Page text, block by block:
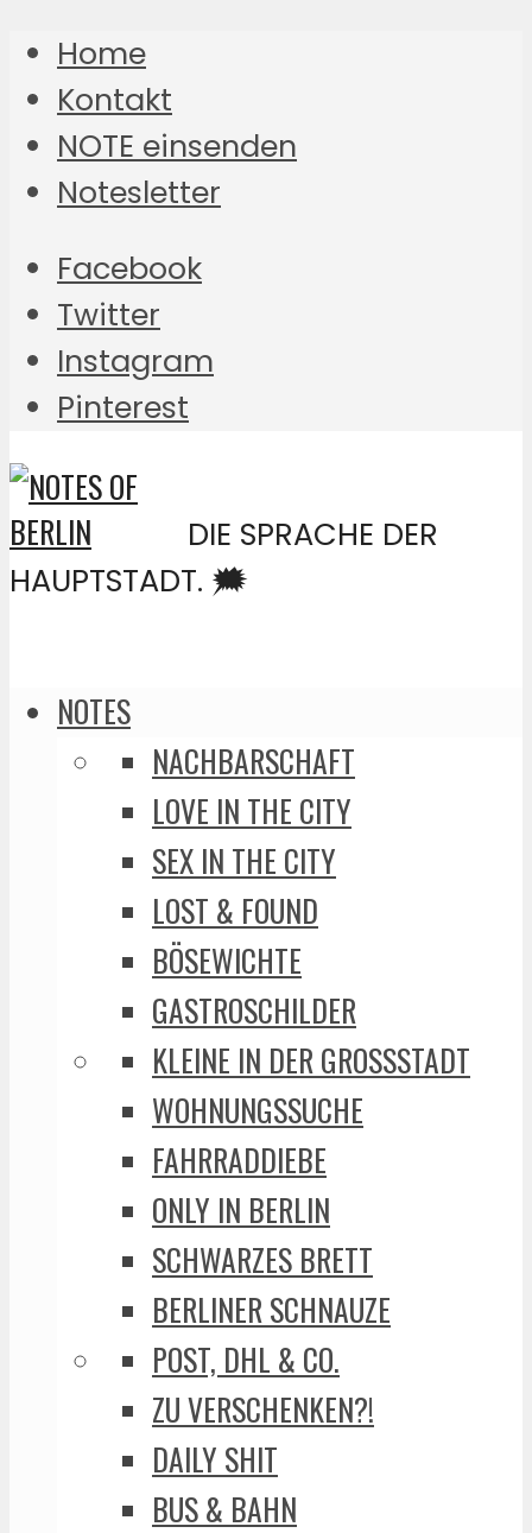
Home
Kontakt
NOTE einsenden
Notesletter
Facebook
Twitter
Instagram
Pinterest
DIE SPRACHE DER
HAUPTSTADT. 🗯️
NOTES
NACHBARSCHAFT
LOVE IN THE CITY
SEX IN THE CITY
LOST & FOUND
BÖSEWICHTE
GASTROSCHILDER
KLEINE IN DER GROSSSTADT
WOHNUNGSSUCHE
FAHRRADDIEBE
ONLY IN BERLIN
SCHWARZES BRETT
BERLINER SCHNAUZE
POST, DHL & CO.
ZU VERSCHENKEN?!
DAILY SHIT
BUS & BAHN